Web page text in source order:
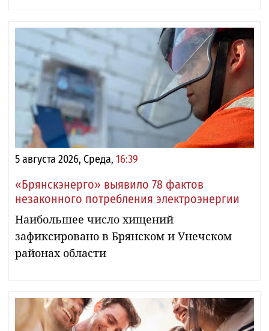
5 августа 2026, Среда, 16:39
«Брянскэнерго» выявило 78 фактов
незаконного потребления электроэнергии
Наибольшее число хищений
зафиксировано в Брянском и Унечском
районах области